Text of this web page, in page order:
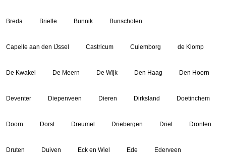
Breda Brielle Bunnik Bunschoten
Capelle aan den IJssel Castricum Culemborg de Klomp
De Kwakel De Meern De Wijk Den Haag Den Hoorn
Deventer Diepenveen Dieren Dirksland Doetinchem
Doorn Dorst Dreumel Driebergen Driel Dronten
Druten Duiven Eck en Wiel Ede Ederveen